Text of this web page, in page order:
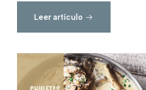
Leer artículo